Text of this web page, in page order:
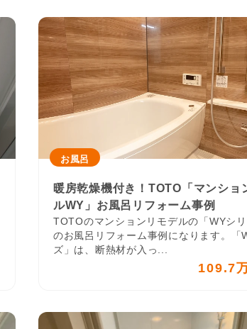
お風呂
暖房乾燥機付き！TOTO「マンショ
ルWY」お風呂リフォーム事例
TOTOのマンションリモデルの「WYシ
のお風呂リフォーム事例になります。「
ズ」は、断熱材が入っ...
109.7